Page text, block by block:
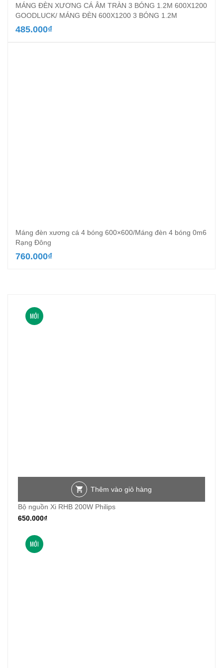
MÁNG ĐÈN XƯƠNG CÁ ÂM TRÀN 3 BÓNG 1.2M 600X1200
GOODLUCK/ MÁNG ĐÈN 600X1200 3 BÓNG 1.2M
485.000₫
Máng đèn xương cá 4 bóng 600×600/Máng đèn 4 bóng 0m6
Rạng Đông
760.000₫
MỚI
Thêm vào giỏ hàng
Bộ nguồn Xi RHB 200W Philips
650.000₫
MỚI